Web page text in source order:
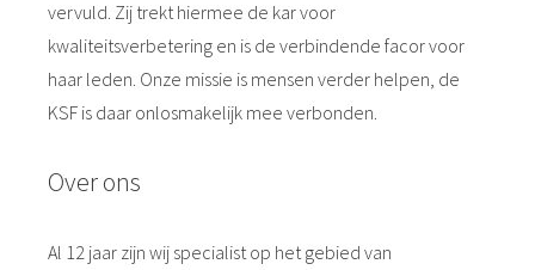
vervuld. Zij trekt hiermee de kar voor
kwaliteitsverbetering en is de verbindende facor voor
haar leden. Onze missie is mensen verder helpen, de
KSF is daar onlosmakelijk mee verbonden.
Over ons
Al 12 jaar zijn wij specialist op het gebied van